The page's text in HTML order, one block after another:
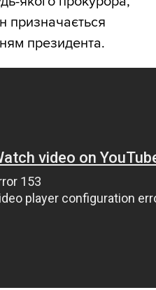
призначається
президента.